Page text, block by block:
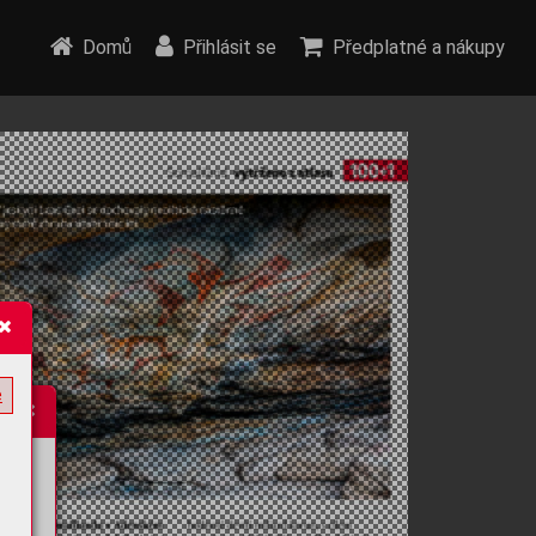
Domů Přihlásit se Předplatné a nákupy